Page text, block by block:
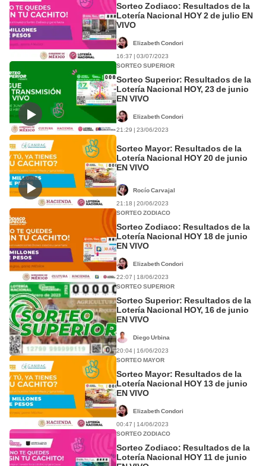
Sorteo Zodiaco: Resultados de la
Lotería Nacional HOY 2 de julio EN
VIVO
Elizabeth Condori
16:37 | 03/07/2023
SORTEO SUPERIOR
Sorteo Superior: Resultados de la
Lotería Nacional HOY, 23 de junio
EN VIVO
Elizabeth Condori
21:29 | 23/06/2023
Sorteo Mayor: Resultados de la
Lotería Nacional HOY 20 de junio
EN VIVO
Rocío Carvajal
21:18 | 20/06/2023
SORTEO ZODIACO
Sorteo Zodiaco: Resultados de la
Lotería Nacional HOY 18 de junio
EN VIVO
Elizabeth Condori
22:07 | 18/06/2023
SORTEO SUPERIOR
Sorteo Superior: Resultados de la
Lotería Nacional HOY, 16 de junio
EN VIVO
Diego Urbina
20:04 | 16/06/2023
SORTEO MAYOR
Sorteo Mayor: Resultados de la
Lotería Nacional HOY 13 de junio
EN VIVO
Elizabeth Condori
00:47 | 14/06/2023
SORTEO ZODIACO
Sorteo Zodiaco: Resultados de la
Lotería Nacional HOY 11 de junio